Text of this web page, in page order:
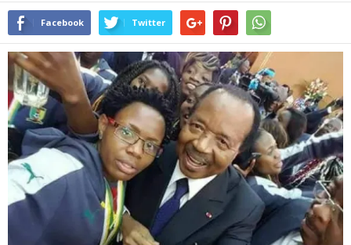
Facebook Twitter